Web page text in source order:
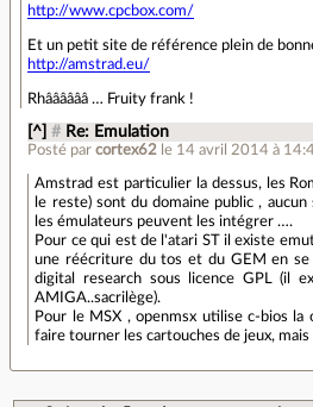
http://www.cpcbox.com/
Et un petit site de référence plein de
http://amstrad.eu/
Rhââââââ … Fruity frank !
[^] # Re: Emulation
Posté parcortex62 le 14 avril 2014 à
Amstrad est particulier la dessus, les
le reste) sont du domaine public , aucun
les émulateurs peuvent les intégrer ….
Pour ce qui est de l'atari ST il existe
une réécriture du tos et du GEM en se
digital research sous licence GPL (il
AMIGA..sacrilège).
Pour le MSX , openmsx utilise c-bios la
faire tourner les cartouches de jeux, mais